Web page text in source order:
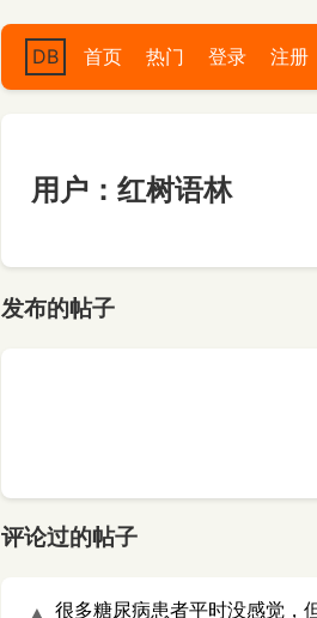
DB 首页 热门 登录 注册
用户：红树语林
发布的帖子
评论过的帖子
▲
很多糖尿病患者平时没感觉，